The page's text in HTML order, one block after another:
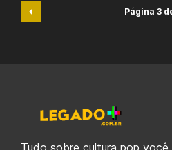
Página 3
Tudo sobre cultura pop você